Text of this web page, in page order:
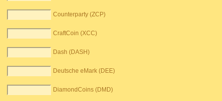
Counterparty (ZCP)
CraftCoin (XCC)
Dash (DASH)
Deutsche eMark (DEE)
DiamondCoins (DMD)